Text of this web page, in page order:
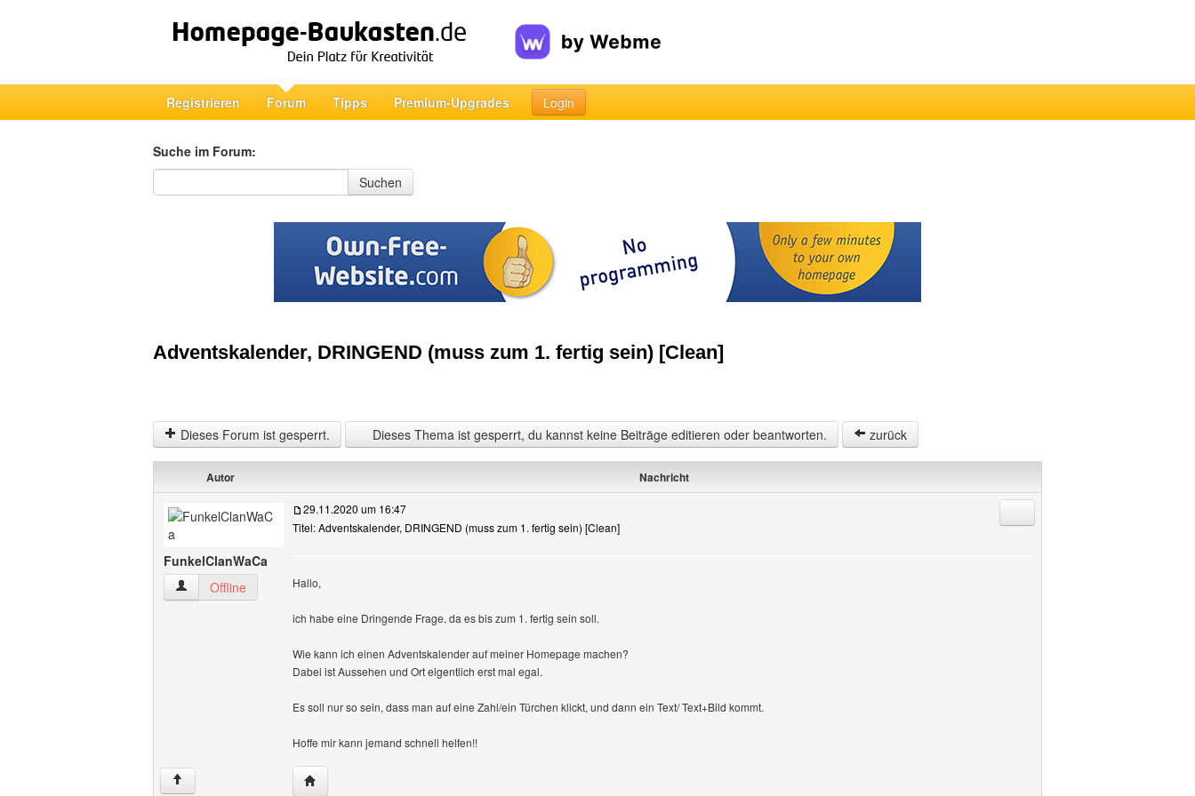
Registrieren Forum Tipps Premium-Upgrades Login
Suche im Forum:
Suche im Forum
Suchen
Adventskalender, DRINGEND (muss zum 1. fertig sein) [Clean]
Dieses Forum ist gesperrt. Dieses Thema ist gesperrt, du kannst keine Beiträge editieren oder beantworten. zurück
Autor Nachricht
FunkelClanWaCa
FunkelClanWaCa Benutzer-Profile anzeigen
Offline
29.11.2020 um 16:47
Titel: Adventskalender, DRINGEND (muss zum 1. fertig sein) [Clean]
Hallo,
ich habe eine Dringende Frage, da es bis zum 1. fertig sein soll.
Wie kann ich einen Adventskalender auf meiner Homepage machen?
Dabei ist Aussehen und Ort eigentlich erst mal egal.
Es soll nur so sein, dass man auf eine Zahl/ein Türchen klickt, und dann ein Text/ Text+Bild kommt.
Hoffe mir kann jemand schnell helfen!!
↑ Website dieses Benutzers besuchen: FunkelClanWaCa